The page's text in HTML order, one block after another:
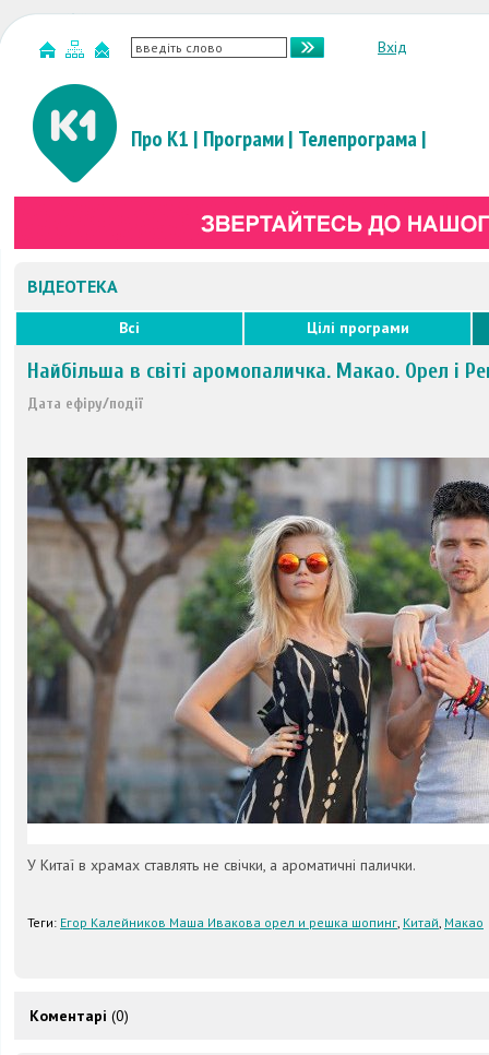
Вхід
Про К1 | Програми| Телепрограма|
ВІДЕОТЕКА
Всі Цілі програми
Найбільша в світі аромопаличка. Макао. Орел і
Дата ефіру/події
У Китаї в храмах ставлять не свічки, а ароматичні палички.
Теги: Егор Калейников Маша Ивакова орел и решка шопинг, Китай, Макао
Коментарі (0)